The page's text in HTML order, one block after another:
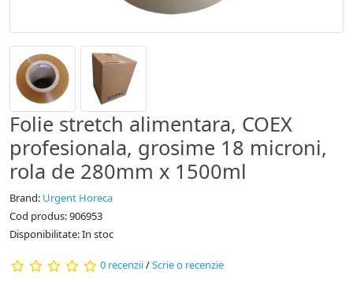
Folie stretch alimentara, COEX
profesionala, grosime 18 microni,
rola de 280mm x 1500ml
Brand: Urgent Horeca
Cod produs: 906953
Disponibilitate: In stoc
0 recenzii/Scrie o recenzie